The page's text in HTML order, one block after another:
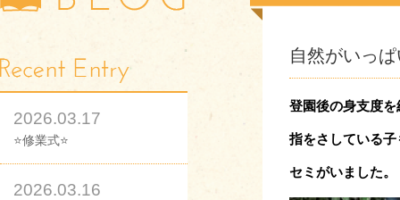
2026.03.17
⭐修業式⭐
2026.03.16
自然がいっ
登園後の身支度
指をさしている
セミがいました。